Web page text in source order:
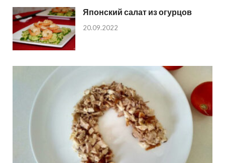
Японский салат из огурцов
20.09.2022